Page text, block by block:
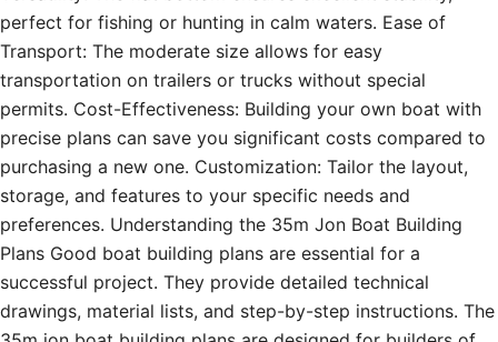
perfect for fishing or hunting in calm waters. Ease of
Transport: The moderate size allows for easy
transportation on trailers or trucks without special
permits. Cost-Effectiveness: Building your own boat with
precise plans can save you significant costs compared to
purchasing a new one. Customization: Tailor the layout,
storage, and features to your specific needs and
preferences. Understanding the 35m Jon Boat Building
Plans Good boat building plans are essential for a
successful project. They provide detailed technical
drawings, material lists, and step-by-step instructions. The